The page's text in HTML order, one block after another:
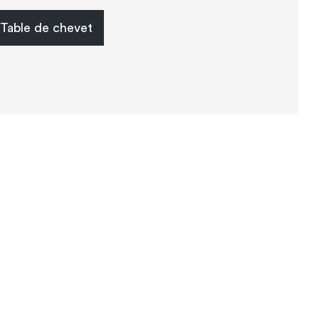
Table de chevet